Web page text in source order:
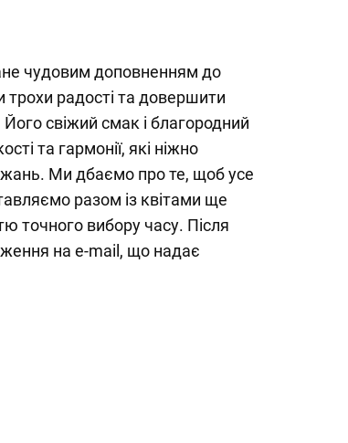
чудовим доповненням до
трохи радості та довершити
свіжий смак і благородний
та гармонії, які ніжно
Ми дбаємо про те, щоб усе
разом із квітами ще
точного вибору часу. Після
на e-mail, що надає